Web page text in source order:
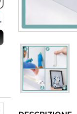
Dischi
Lettere & Caratteri
Materiale in fogli
Materiale in fogli